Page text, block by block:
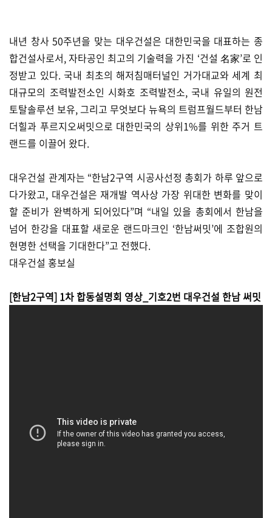
내년 창사 50주년을 맞는 대우건설은 대한민국을 대표하는 종
합건설사로서, 자타공인 최고의 기술력을 가진 ‘건설 名家’로 인
정받고 있다. 국내 최초의 해저침매터널인 거가대교와 세계 최
대규모의 조력발전소인 시화호 조력발전소, 국내 유일의 원전
토탈솔루션 보유, 그리고 무엇보다 뉴욕의 트럼프월드부터 한남
더힐과 푸르지오써밋으로 대한민국의 상위1%를 위한 주거 트
랜드를 이끌어 왔다.
대우건설 관계자는 “한남2구역 시공사선정 총회가 하루 앞으로
다가왔고, 대우건설은 재개발 역사상 가장 위대한 변화를 맞이
할 준비가 완벽하게 되어있다”며 “내일 있을 총회에서 한남을
넘어 한강을 대표할 새로운 랜드마크인 ‘한남써밋’에 조합원의
현명한 선택을 기대한다”고 전했다.
대우건설 홍보실
[한남2구역] 1차 합동설명회 영상_기호2번 대우건설 한남 써밋